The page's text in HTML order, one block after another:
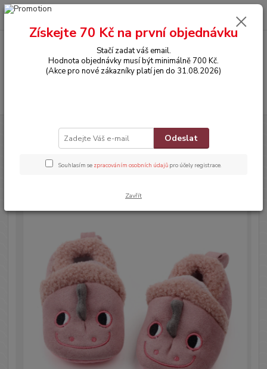
0,00 Kč
BOTIČKY Teplé capáčky - DINOSAURUS - STARORŮŽOVÉ (0-6m)
Teplé capáčky - DINOSAURUS -
STARORŮŽOVÉ (0-6m)
Získejte 70 Kč na první objednávku
Stačí zadat váš email.
Hodnota objednávky musí být minimálně 700 Kč.
(Akce pro nové zákazníky platí jen do 31.08.2026)
Odeslat
Souhlasím se zpracováním osobních údajů pro účely registrace.
Zavřít